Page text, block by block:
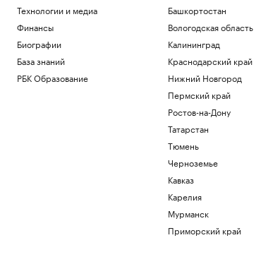
Технологии и медиа
Финансы
Биографии
База знаний
РБК Образование
Башкортостан
Вологодская область
Калининград
Краснодарский край
Нижний Новгород
Пермский край
Ростов-на-Дону
Татарстан
Тюмень
Черноземье
Кавказ
Карелия
Мурманск
Приморский край